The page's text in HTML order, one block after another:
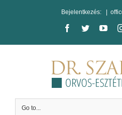
Bejelentkezés:
Facebook
Twitter
Go to...